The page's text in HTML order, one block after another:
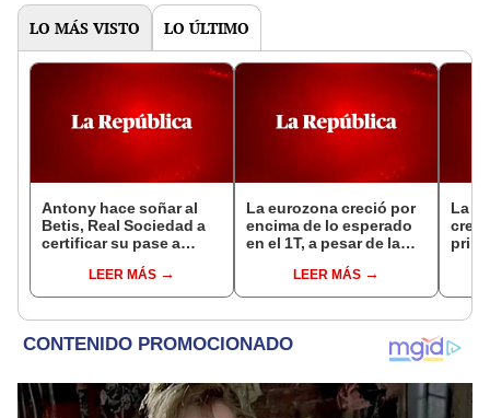
LO MÁS VISTO LO ÚLTIMO
Antony hace soñar al
Betis, Real Sociedad a
certificar su pase a
LEER MÁS
La eurozona creció por
encima de lo esperado
en el 1T, a pesar de la
LEER MÁS
La